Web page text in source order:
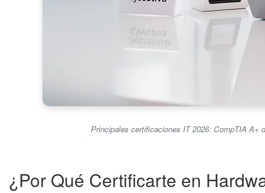
Principales certificaciones IT 2026: CompTIA A+
¿Por Qué Certificarte en